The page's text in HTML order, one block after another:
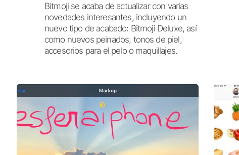
Bitmoji se acaba de actualizar con varias
novedades interesantes, incluyendo un
nuevo tipo de acabado: Bitmoji Deluxe, así
como nuevos peinados, tonos de piel,
accesorios para el pelo o maquillajes.